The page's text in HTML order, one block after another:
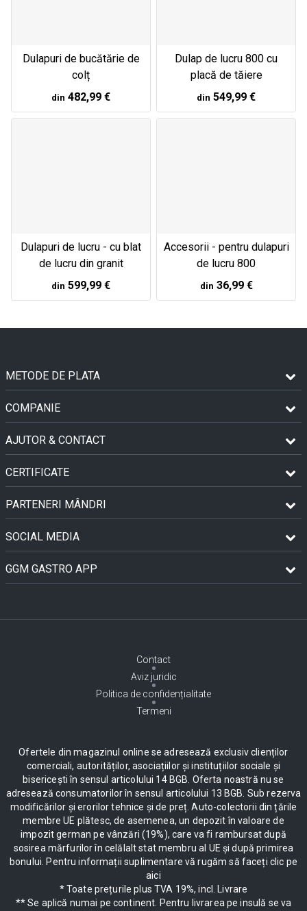
Dulapuri de bucătărie de
colț
din 482,99 €
Dulap de lucru 800 cu
placă de tăiere
din 549,99 €
Dulapuri de lucru - cu blat
de lucru din granit
din 599,99 €
Accesorii - pentru dulapuri
de lucru 800
din 36,99 €
METODE DE PLATA
COMPANIE
AJUTOR & CONTACT
CERTIFICATE
PARTENERI MÂNDRI
SOCIAL MEDIA
GGM GASTRO APP
Contact
Aviz juridic
Politica de confidențialitate
Termeni
Ofertele din magazinul online se adresează exclusiv clienților
comerciali, autorităților, asociațiilor și instituțiilor sociale și
bisericești în sensul articolului 14 BGB. Oferta noastră nu se
adresează consumatorilor în sensul articolului 13 BGB. Sub rezerva
modificărilor și erorilor tehnice și de preț. Auto-colectorii din țările
membre UE plătesc, de asemenea, un depozit în valoare de
impozit german pe vânzări (19%), care va fi rambursat după
sosirea mărfurilor în celălalt stat membru al UE și după primirea
bonului. Pentru informații suplimentare vă rugăm să faceți clic pe
aici
* Toate prețurile plus TVA 19%, incl. Livrare
** Se aplică numai pe continent. Pentru livrarea pe insulă se va